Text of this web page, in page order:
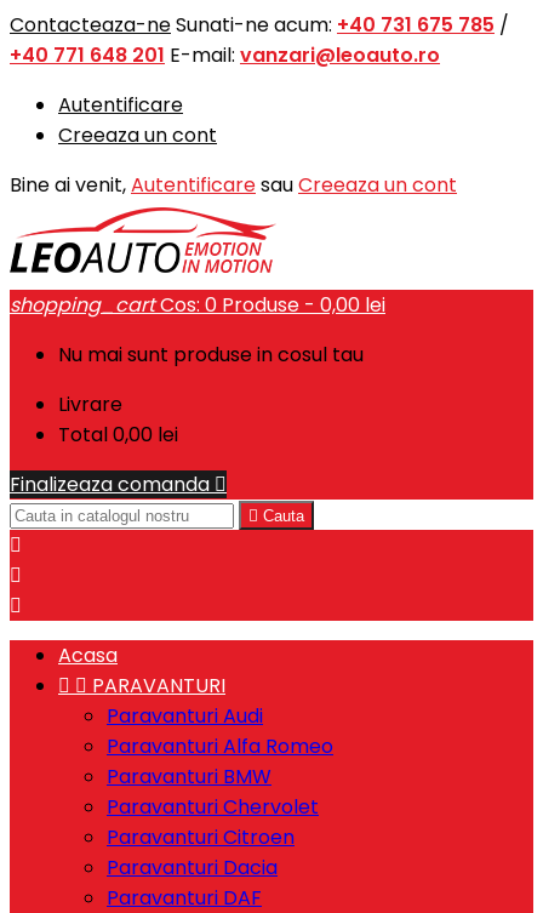
Contacteaza-neSunati-ne acum: +40 731 675 785 /
+40 771 648 201 E-mail: vanzari@leoauto.ro
Autentificare
Creeaza un cont
Bine ai venit,AutentificaresauCreeaza un cont
shopping_cartCos: 0 Produse - 0,00 lei
Nu mai sunt produse in cosul tau
Livrare
Total0,00 lei
Finalizeaza comanda 
 Cauta



Acasa
  PARAVANTURI
Paravanturi Audi
Paravanturi Alfa Romeo
Paravanturi BMW
Paravanturi Chervolet
Paravanturi Citroen
Paravanturi Dacia
Paravanturi DAF